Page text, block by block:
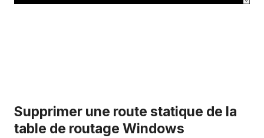
Supprimer une route statique de la
table de routage Windows